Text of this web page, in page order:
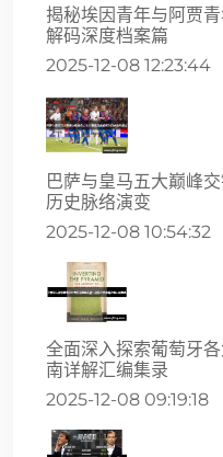
揭秘埃因青年与阿贾
解码深度档案篇
2025-12-08 12:23:44
巴萨与皇马五大巅峰
历史脉络演变
2025-12-08 10:54:32
全面深入探索葡萄牙
南详解汇编集录
2025-12-08 09:19:18